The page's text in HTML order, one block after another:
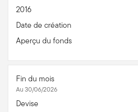
2016
Date de création
Aperçu du fonds
Fin du mois
Au 30/06/2026
Devise